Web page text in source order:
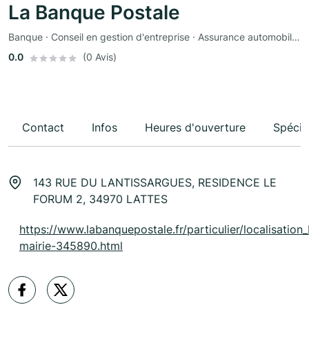
La Banque Postale
Banque · Conseil en gestion d'entreprise · Assurance automobile · Assurance
0.0
(0 Avis)
Contact Infos Heures d'ouverture
143 RUE DU LANTISSARGUES, RESIDENCE LE
FORUM 2, 34970 LATTES
https://www.labanquepostale.fr/particulier/
mairie-345890.html